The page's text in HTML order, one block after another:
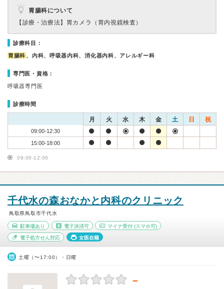
胃腸科について
【診療・治療法】 胃カメラ（胃内視鏡検査）
診療科目：
胃腸科 、内科、呼吸器内科、消化器内科、アレルギー科
専門医・資格：
呼吸器専門医
診療時間
月 火 水 木 金 土 日 祝
09:00-12:30
15:00-18:00
09:00-12:00
千代水の森おなかと内科のクリニック
鳥取県鳥取市千代水
駐車場あり 電子決済可 マイナ受付 (スマホ可)
電子処方せん対応 女医在籍
土曜（〜17:00）・日曜
－